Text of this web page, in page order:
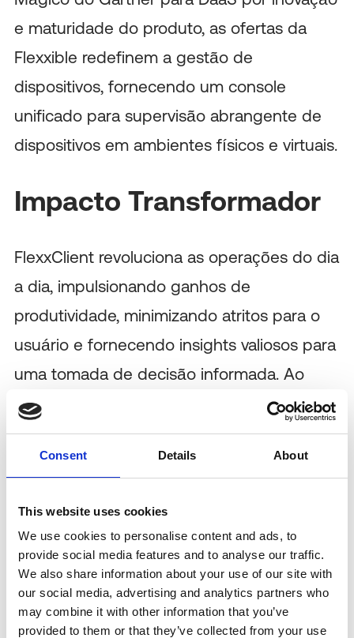
Consent Details About
This website uses cookies
We use cookies to personalise content and ads, to
provide social media features and to analyse our traffic.
We also share information about your use of our site with
our social media, advertising and analytics partners who
may combine it with other information that you’ve
provided to them or that they’ve collected from your use
e maturidade do produto, as ofertas da
Flexxible redefinem a gestão de
dispositivos, fornecendo um console
unificado para supervisão abrangente de
dispositivos em ambientes físicos e virtuais.
Impacto Transformador
FlexxClient revoluciona as operações do dia
a dia, impulsionando ganhos de
produtividade, minimizando atritos para o
usuário e fornecendo insights valiosos para
uma tomada de decisão informada. Ao
agilizar operações e fornecer dados
acionáveis, o FlexxClient capacita as
organizações a alcançar eficiências e
O FlexxDesktop ainda aumenta o controle e
a eficiência nos espaços de trabalho
digitais. O FlexxDesktop equipa os usuários
com ferramentas em casa para resolver